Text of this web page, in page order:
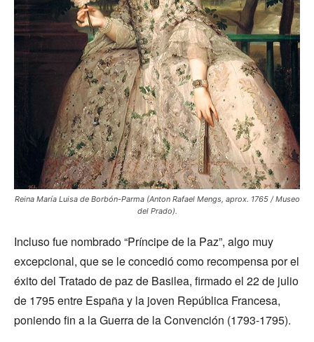
Reina María Luisa de Borbón-Parma (Anton Rafael Mengs, aprox. 1765 / Museo
del Prado).
Incluso fue nombrado “Príncipe de la Paz”, algo muy
excepcional, que se le concedió como recompensa por el
éxito del Tratado de paz de Basilea, firmado el 22 de julio
de 1795 entre España y la joven República Francesa,
poniendo fin a la Guerra de la Convención (1793-1795).